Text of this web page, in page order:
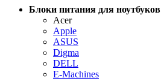
Блоки питания для ноутбуков
Acer
Apple
ASUS
Digma
DELL
E-Machines